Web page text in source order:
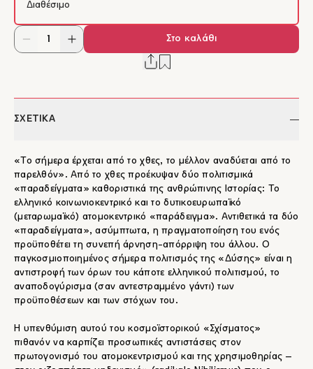
Διαθέσιμο
Στο καλάθι
ΣΧΕΤΙΚΑ
«Το σήμερα έρχεται από το χθες, το μέλλον αναδύεται από το
παρελθόν». Από το χθες προέκυψαν δύο πολιτισμικά
«παραδείγματα» καθοριστικά της ανθρώπινης Ιστορίας: Το
ελληνικό κοινωνιοκεντρικό και το δυτικοευρωπαϊκό
(μεταρωμαϊκό) ατομοκεντρικό «παράδειγμα». Αντιθετικά τα δύο
«παραδείγματα», ασύμπτωτα, η πραγματοποίηση του ενός
προϋποθέτει τη συνεπή άρνηση-απόρριψη του άλλου. Ο
παγκοσμιοποιημένος σήμερα πολιτισμός της «Δύσης» είναι η
αντιστροφή των όρων του κάποτε ελληνικού πολιτισμού, το
αναποδογύρισμα (σαν αντεστραμμένο γάντι) των
προϋποθέσεων και των στόχων του.
Η υπενθύμιση αυτού του κοσμοϊστορικού «Σχίσματος»
πιθανόν να καρπίζει προσωπικές αντιστάσεις στον
πρωτογονισμό του ατομοκεντρισμού και της χρησιμοθηρίας –